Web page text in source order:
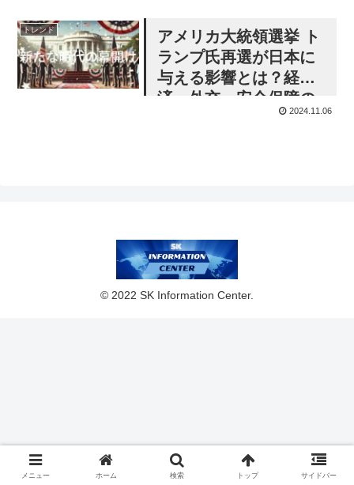
トレンド
アメリカ大統領選挙 ト
ランプ氏再選が日本に
与える影響とは？経
済・外交・安全保障の
2024.11.06
© 2022 SK Information Center.
メニュー ホーム 検索 トップ サイドバー